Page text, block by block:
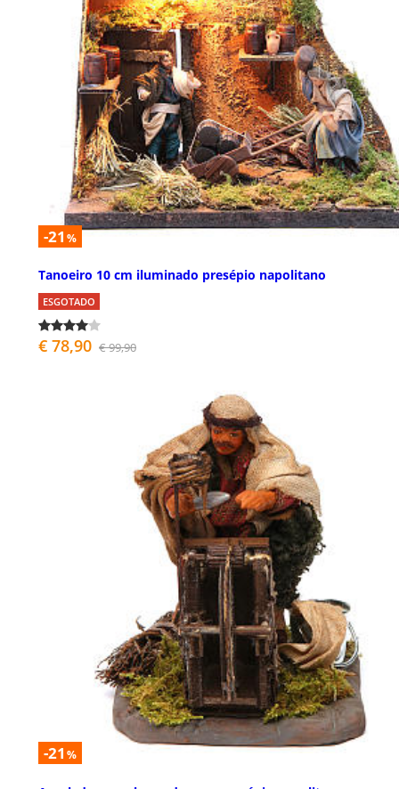
-21 %
Tanoeiro 10 cm iluminado presépio napolitano
ESGOTADO
€ 78,90 € 99,90
-21 %